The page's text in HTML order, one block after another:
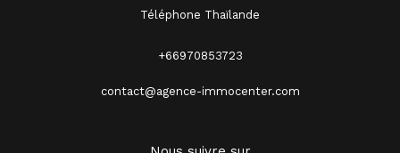
Téléphone Thaïlande
+66970853723
contact@agence-immocenter.com